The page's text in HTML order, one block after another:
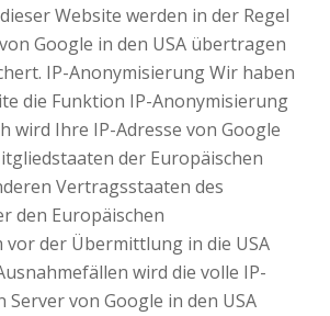
Website werden in der Regel
Google in den USA übertragen
IP-Anonymisierung Wir haben
die Funktion IP-Anonymisierung
wird Ihre IP-Adresse von Google
der Europäischen
Vertragsstaaten des
den Europäischen
der Übermittlung in die USA
wird die volle IP-
Server von Google in den USA